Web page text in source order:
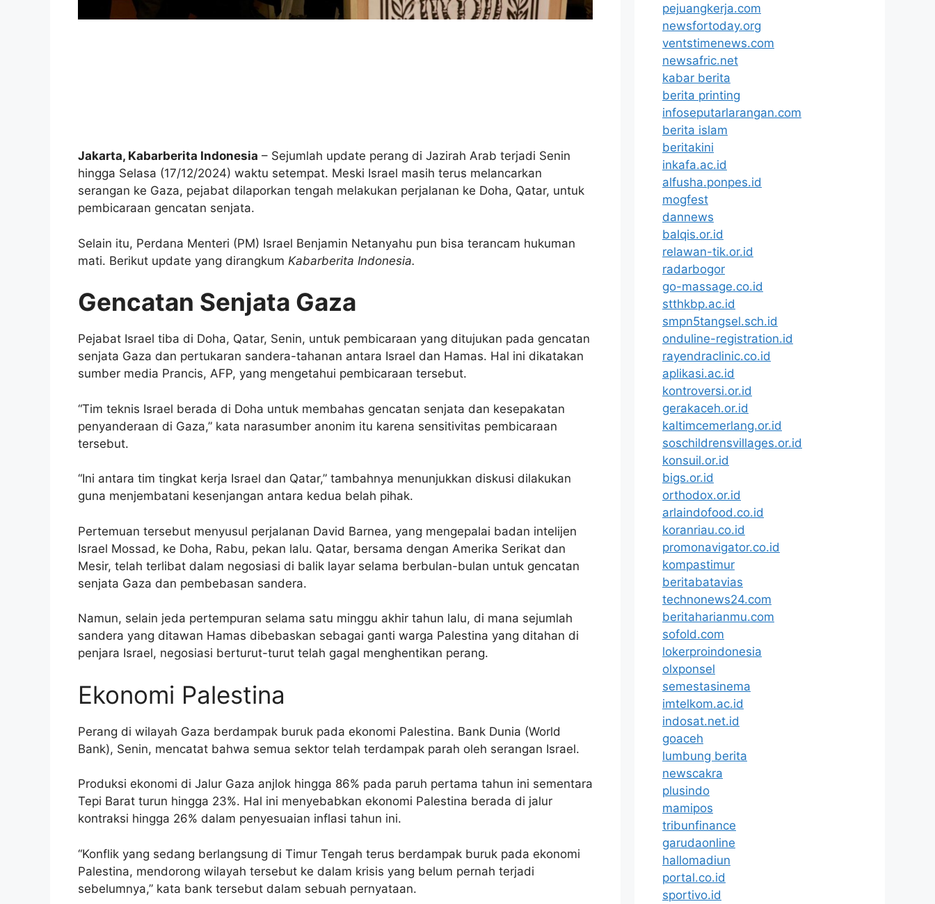
Jakarta, Kabarberita Indonesia – Sejumlah update perang di Jazirah Arab terjadi Senin
hingga Selasa (17/12/2024) waktu setempat. Meski Israel masih terus melancarkan
serangan ke Gaza, pejabat dilaporkan tengah melakukan perjalanan ke Doha, Qatar, untuk
pembicaraan gencatan senjata.
Selain itu, Perdana Menteri (PM) Israel Benjamin Netanyahu pun bisa terancam hukuman
mati. Berikut update yang dirangkum Kabarberita Indonesia.
Gencatan Senjata Gaza
Pejabat Israel tiba di Doha, Qatar, Senin, untuk pembicaraan yang ditujukan pada gencatan
senjata Gaza dan pertukaran sandera-tahanan antara Israel dan Hamas. Hal ini dikatakan
sumber media Prancis, AFP, yang mengetahui pembicaraan tersebut.
“Tim teknis Israel berada di Doha untuk membahas gencatan senjata dan kesepakatan
penyanderaan di Gaza,” kata narasumber anonim itu karena sensitivitas pembicaraan
tersebut.
“Ini antara tim tingkat kerja Israel dan Qatar,” tambahnya menunjukkan diskusi dilakukan
guna menjembatani kesenjangan antara kedua belah pihak.
Pertemuan tersebut menyusul perjalanan David Barnea, yang mengepalai badan intelijen
Israel Mossad, ke Doha, Rabu, pekan lalu. Qatar, bersama dengan Amerika Serikat dan
Mesir, telah terlibat dalam negosiasi di balik layar selama berbulan-bulan untuk gencatan
senjata Gaza dan pembebasan sandera.
Namun, selain jeda pertempuran selama satu minggu akhir tahun lalu, di mana sejumlah
sandera yang ditawan Hamas dibebaskan sebagai ganti warga Palestina yang ditahan di
penjara Israel, negosiasi berturut-turut telah gagal menghentikan perang.
Ekonomi Palestina
Perang di wilayah Gaza berdampak buruk pada ekonomi Palestina. Bank Dunia (World
Bank), Senin, mencatat bahwa semua sektor telah terdampak parah oleh serangan Israel.
Produksi ekonomi di Jalur Gaza anjlok hingga 86% pada paruh pertama tahun ini sementara
Tepi Barat turun hingga 23%. Hal ini menyebabkan ekonomi Palestina berada di jalur
kontraksi hingga 26% dalam penyesuaian inflasi tahun ini.
“Konflik yang sedang berlangsung di Timur Tengah terus berdampak buruk pada ekonomi
Palestina, mendorong wilayah tersebut ke dalam krisis yang belum pernah terjadi
sebelumnya,” kata bank tersebut dalam sebuah pernyataan.
pejuangkerja.com
newsfortoday.org
ventstimenews.com
newsafric.net
kabar berita
berita printing
infoseputarlarangan.com
berita islam
beritakini
inkafa.ac.id
alfusha.ponpes.id
mogfest
dannews
balqis.or.id
relawan-tik.or.id
radarbogor
go-massage.co.id
stthkbp.ac.id
smpn5tangsel.sch.id
onduline-registration.id
rayendraclinic.co.id
aplikasi.ac.id
kontroversi.or.id
gerakaceh.or.id
kaltimcemerlang.or.id
soschildrensvillages.or.id
konsuil.or.id
bigs.or.id
orthodox.or.id
arlaindofood.co.id
koranriau.co.id
promonavigator.co.id
kompastimur
beritabatavias
technonews24.com
beritaharianmu.com
sofold.com
lokerproindonesia
olxponsel
semestasinema
imtelkom.ac.id
indosat.net.id
goaceh
lumbung berita
newscakra
plusindo
mamipos
tribunfinance
garudaonline
hallomadiun
portal.co.id
sportivo.id